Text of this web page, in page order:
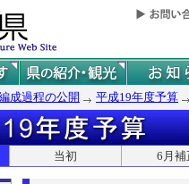
成過程の公開 平成19年度予算
当初 6月補